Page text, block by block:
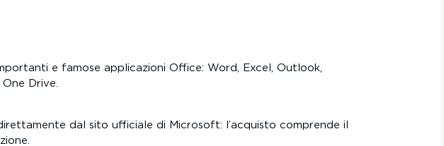
e famose applicazioni Office: Word, Excel, Outlook,
Drive.
dal sito ufficiale di Microsoft: l’acquisto comprende il